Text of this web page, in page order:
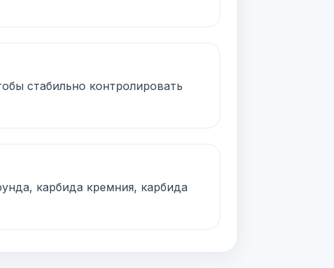
стабильно контролировать
карбида кремния, карбида